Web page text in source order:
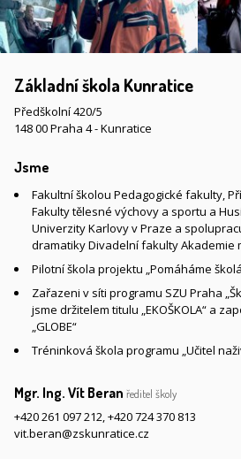
Základní škola Kunratice
Předškolní 420/5
148 00 Praha 4 - Kunratice
Jsme
Fakultní školou Pedagogické fakulty,
Fakulty tělesné výchovy a sportu a
Univerzity Karlovy v Praze a
dramatiky Divadelní fakulty Akademie
Pilotní škola projektu „Pomáháme
Zařazeni v síti programu SZU Praha
jsme držitelem titulu „EKOŠKOLA“ a
„GLOBE“
Tréninková škola programu „Učitel
Mgr. Ing. Vít Beran ředitel školy
+420 261 097 212,+420 724 370 813
vit.beran@zskunratice.cz